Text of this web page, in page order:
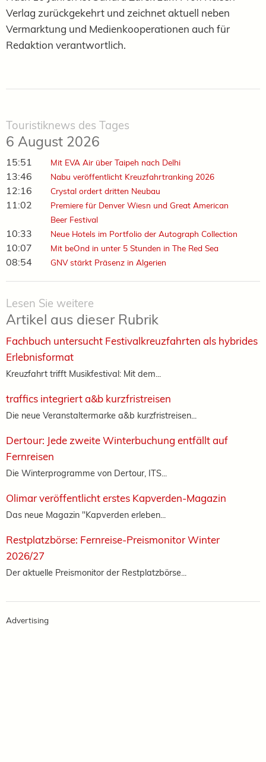
Verlag zurückgekehrt und zeichnet aktuell neben
Vermarktung und Medienkooperationen auch für
Redaktion verantwortlich.
Touristiknews des Tages
6 August 2026
15:51 Mit EVA Air über Taipeh nach Delhi
13:46 Nabu veröffentlicht Kreuzfahrtranking 2026
12:16 Crystal ordert dritten Neubau
11:02
Premiere für Denver Wiesn und Great American
Beer Festival
10:33 Neue Hotels im Portfolio der Autograph Collection
10:07 Mit beOnd in unter 5 Stunden in The Red Sea
08:54 GNV stärkt Präsenz in Algerien
Lesen Sie weitere
Artikel aus dieser Rubrik
Fachbuch untersucht Festivalkreuzfahrten als hybrides
Erlebnisformat
Kreuzfahrt trifft Musikfestival: Mit dem...
traffics integriert a&b kurzfristreisen
Die neue Veranstaltermarke a&b kurzfristreisen...
Dertour: Jede zweite Winterbuchung entfällt auf
Fernreisen
Die Winterprogramme von Dertour, ITS...
Olimar veröffentlicht erstes Kapverden-Magazin
Das neue Magazin "Kapverden erleben...
Restplatzbörse: Fernreise-Preismonitor Winter
2026/27
Der aktuelle Preismonitor der Restplatzbörse...
Advertising